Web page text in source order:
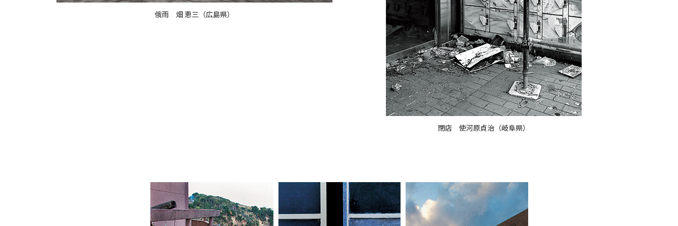
俄雨 畑 恵三（広島県）
閉店 使河原貞治（岐阜県）